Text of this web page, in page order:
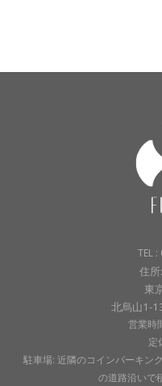
TEL
住
東
北烏山1-
営業時
定
駐車場: 近隣のコインパーキン
の道路沿いで